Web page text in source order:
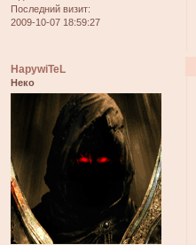
Последний визит:
2009-10-07 18:59:27
HapywiTeL
Неко